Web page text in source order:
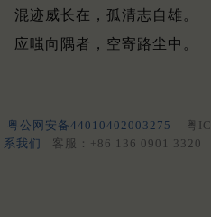
混迹威长在，孤清志自雄。
应嗤向隅者，空寄路尘中。
粤公网安备44010402003275 粤
系我们
客服：+86 136 0901 3320